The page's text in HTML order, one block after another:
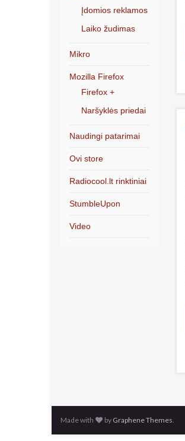
Įdomios reklamos
Laiko žudimas
Mikro
Mozilla Firefox
Firefox +
Naršyklės priedai
Naudingi patarimai
Ovi store
Radiocool.lt rinktiniai
StumbleUpon
Video
Made with by Graphene Themes.